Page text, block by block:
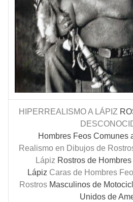
HIPERREALISMO A LÁPIZ
Hombres Feos Comunes
Realismo en Dibujos de
Lápiz Rostros de
Lápiz Caras de Hombres
Rostros Masculinos de
Unidos de